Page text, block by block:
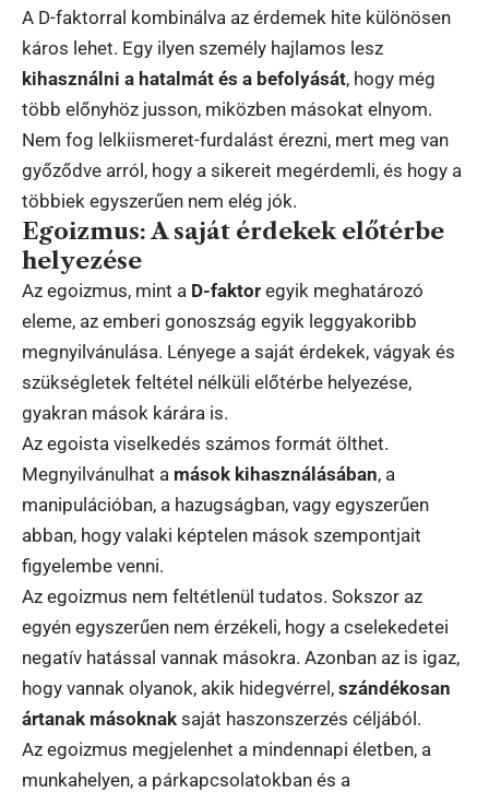
A D-faktorral kombinálva az érdemek hite különösen
káros lehet. Egy ilyen személy hajlamos lesz
kihasználni a hatalmát és a befolyását, hogy még
több előnyhöz jusson, miközben másokat elnyom.
Nem fog lelkiismeret-furdalást érezni, mert meg van
győződve arról, hogy a sikereit megérdemli, és hogy a
többiek egyszerűen nem elég jók.
Egoizmus: A saját érdekek előtérbe
helyezése
Az egoizmus, mint a D-faktor egyik meghatározó
eleme, az emberi gonoszság egyik leggyakoribb
megnyilvánulása. Lényege a saját érdekek, vágyak és
szükségletek feltétel nélküli előtérbe helyezése,
gyakran mások kárára is.
Az egoista viselkedés számos formát ölthet.
Megnyilvánulhat a mások kihasználásában, a
manipulációban, a hazugságban, vagy egyszerűen
abban, hogy valaki képtelen mások szempontjait
figyelembe venni.
Az egoizmus nem feltétlenül tudatos. Sokszor az
egyén egyszerűen nem érzékeli, hogy a cselekedetei
negatív hatással vannak másokra. Azonban az is igaz,
hogy vannak olyanok, akik hidegvérrel, szándékosan
ártanak másoknak saját haszonszerzés céljából.
Az egoizmus megjelenhet a mindennapi életben, a
munkahelyen, a párkapcsolatokban és a